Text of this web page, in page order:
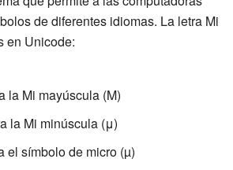
de diferentes idiomas. La letra Mi
en Unicode:
la Mi mayúscula (Μ)
la Mi minúscula (μ)
el símbolo de micro (µ)